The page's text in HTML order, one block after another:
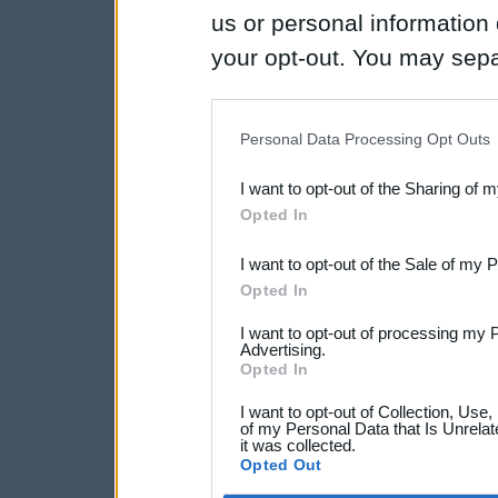
us or personal
your opt-out. You may
Downstream Participants
third parties.
Personal Data Processing Opt Outs
I want to opt-out of the Sharing of
Opted In
I want to opt-out of the Sale of my
Opted In
I want to opt-out of processing my
Advertising.
Opted In
I want to opt-out of Collection,
of my Personal Data that Is
it was collected.
Opted Out